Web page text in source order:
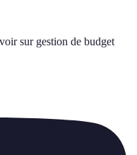
sur gestion de budget